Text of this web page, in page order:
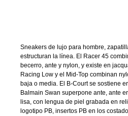
Sneakers de lujo para hombre,
estructuran la línea. El Racer 45
becerro, ante y nylon, y existe en
Racing Low y el Mid-Top combinan
baja o media. El B-Court se sostiene
Balmain Swan superpone ante, ante
lisa, con lengua de piel grabada en
logotipo PB, insertos PB en los